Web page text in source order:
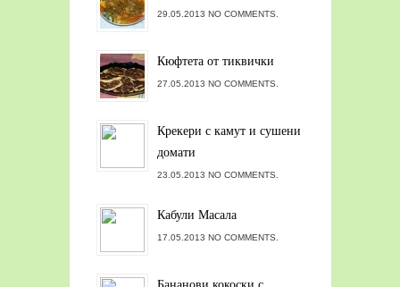
29.05.2013 NO COMMENTS.
Кюфтета от тиквички
27.05.2013 NO COMMENTS.
Крекери с камут и сушени
домати
23.05.2013 NO COMMENTS.
Кабули Масала
17.05.2013 NO COMMENTS.
Бананови кокоски с